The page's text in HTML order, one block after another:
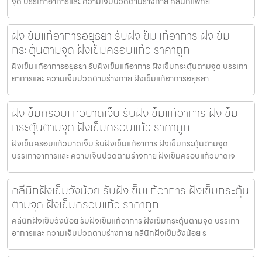
ฝังเข็มแก้อาการอยุธยา รับฝังเข็มแก้อาการ ฝังเข็ม
กระตุ้นตามจุด ฝังเข็มครอบแก้ว ราคาถูก
ฝังเข็มแก้อาการอยุธยา รับฝังเข็มแก้อาการ ฝังเข็มกระตุ้นตามจุด บรรเทา
อาการและ ความเจ็บปวดตามร่างกาย ฝังเข็มแก้อาการอยุธยา
ฝังเข็มครอบแก้วบาดเจ็บ รับฝังเข็มแก้อาการ ฝังเข็ม
กระตุ้นตามจุด ฝังเข็มครอบแก้ว ราคาถูก
ฝังเข็มครอบแก้วบาดเจ็บ รับฝังเข็มแก้อาการ ฝังเข็มกระตุ้นตามจุด
บรรเทาอาการและ ความเจ็บปวดตามร่างกาย ฝังเข็มครอบแก้วบาดเจ
คลีนิกฝังเข็มวังน้อย รับฝังเข็มแก้อาการ ฝังเข็มกระตุ้น
ตามจุด ฝังเข็มครอบแก้ว ราคาถูก
คลีนิกฝังเข็มวังน้อย รับฝังเข็มแก้อาการ ฝังเข็มกระตุ้นตามจุด บรรเทา
อาการและ ความเจ็บปวดตามร่างกาย คลีนิกฝังเข็มวังน้อย ร